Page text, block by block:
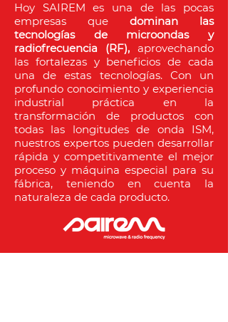
Hoy SAIREM es una de las pocas
empresas que dominan las
tecnologías de microondas y
radiofrecuencia (RF), aprovechando
las fortalezas y beneficios de cada
una de estas tecnologías. Con un
profundo conocimiento y experiencia
industrial práctica en la
transformación de productos con
todas las longitudes de onda ISM,
nuestros expertos pueden desarrollar
rápida y competitivamente el mejor
proceso y máquina especial para su
fábrica, teniendo en cuenta la
naturaleza de cada producto.